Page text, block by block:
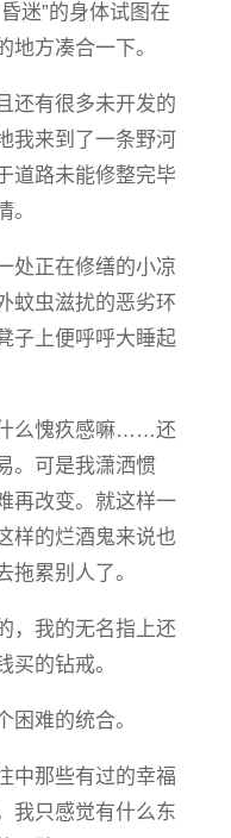
迷”的身体试图在
地方凑合一下。
还有很多未开发的
我来到了一条野河
道路未能修整完毕
处正在修缮的小凉
蚊虫滋扰的恶劣环
子上便呼呼大睡起
么愧疚感嘛……还
。可是我潇洒惯
再改变。就这样一
样的烂酒鬼来说也
累别人了。
，我的无名指上还
买的钻戒。
困难的统合。
中那些有过的幸福
我只感觉有什么东